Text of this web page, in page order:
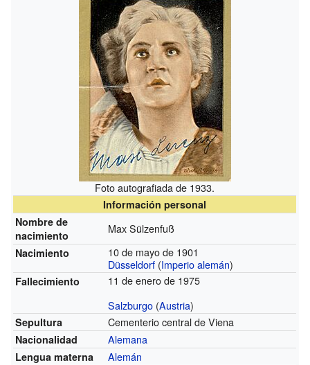
Foto autografiada de 1933.
Información personal
Nombre de
nacimiento
Max Sülzenfuß
Nacimiento
10 de mayo de 1901
Düsseldorf (Imperio alemán)
Fallecimiento
11 de enero de 1975
Salzburgo (Austria)
Sepultura Cementerio central de Viena
Nacionalidad Alemana
Lengua materna Alemán